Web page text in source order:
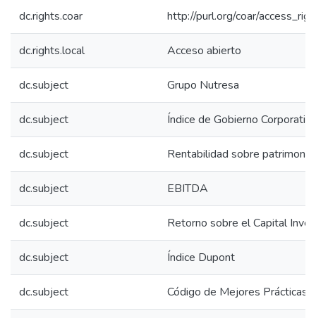
dc.rights.coar http://purl.org/coar/
dc.rights.local Acceso abierto
dc.subject Grupo Nutresa
dc.subject Índice de Gobierno
dc.subject Rentabilidad sobre
dc.subject EBITDA
dc.subject Retorno sobre el Capital
dc.subject Índice Dupont
dc.subject Código de Mejores Prácticas